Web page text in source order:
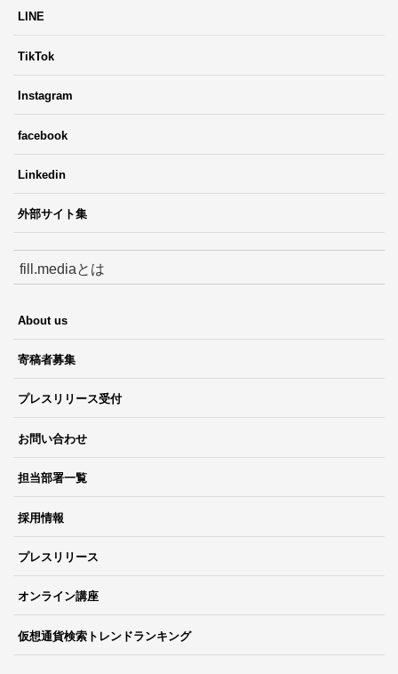
LINE
TikTok
Instagram
facebook
Linkedin
外部サイト集
fill.mediaとは
About us
寄稿者募集
プレスリリース受付
お問い合わせ
担当部署一覧
採用情報
プレスリリース
オンライン講座
仮想通貨検索トレンドランキング